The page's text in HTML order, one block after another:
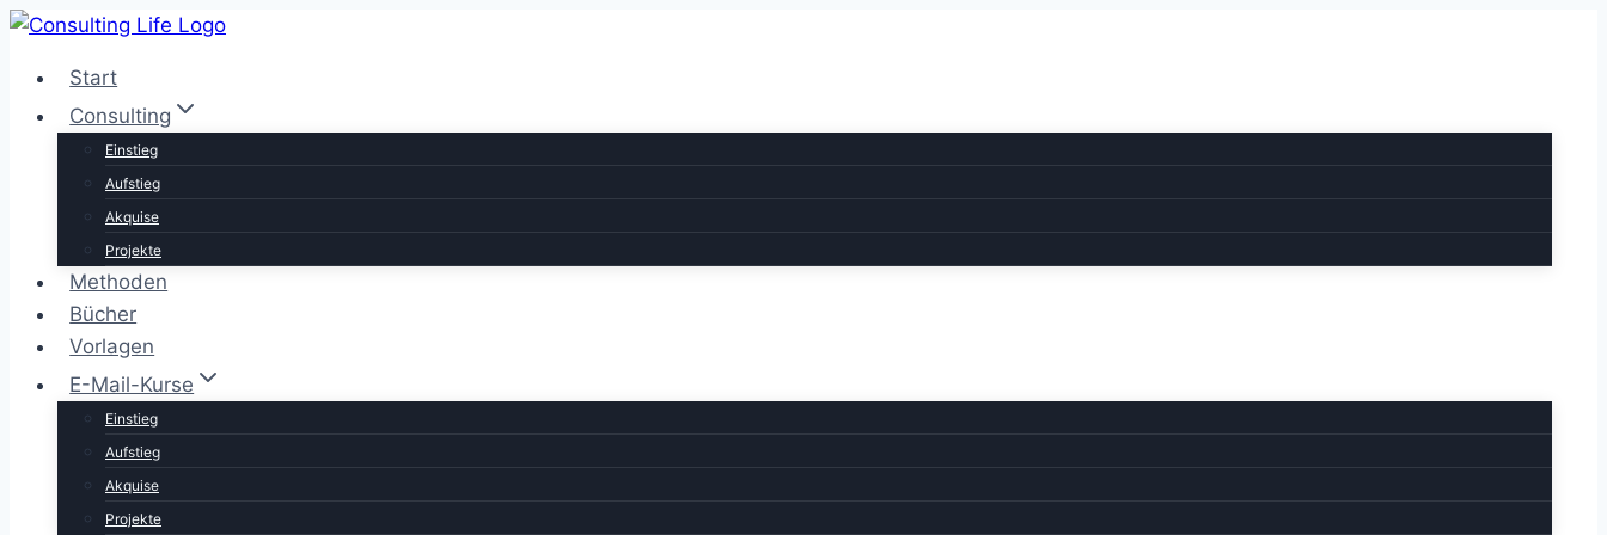
Zum
springenStart
Consulting
Einstieg
Aufstieg
Akquise
Projekte
Methoden
Bücher
Vorlagen
E-Mail-Kurse
Einstieg
Aufstieg
Akquise
Projekte